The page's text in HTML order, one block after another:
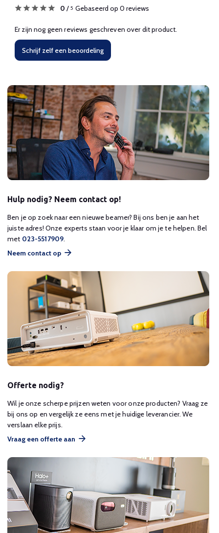
0 / 5 Gebaseerd op 0 reviews
Er zijn nog geen reviews geschreven over dit product.
Schrijf zelf een beoordeling
Hulp nodig? Neem contact op!
Ben je op zoek naar een nieuwe beamer? Bij ons ben je aan het
juiste adres! Onze experts staan voor je klaar om je te helpen. Bel
met 023-5517909.
Neem contact op
Offerte nodig?
Wil je onze scherpe prijzen weten voor onze producten? Vraag ze
bij ons op en vergelijk ze eens met je huidige leverancier. We
verslaan elke prijs.
Vraag een offerte aan